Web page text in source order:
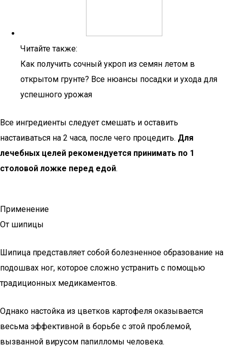
Читайте также:
Как получить сочный укроп из семян летом в
открытом грунте? Все нюансы посадки и ухода для
успешного урожая
Все ингредиенты следует смешать и оставить
настаиваться на 2 часа, после чего процедить. Для
лечебных целей рекомендуется принимать по 1
столовой ложке перед едой.
Применение
От шипицы
Шипица представляет собой болезненное образование на
подошвах ног, которое сложно устранить с помощью
традиционных медикаментов.
Однако настойка из цветков картофеля оказывается
весьма эффективной в борьбе с этой проблемой,
вызванной вирусом папилломы человека.